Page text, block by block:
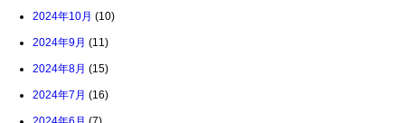
2024年10月 (10)
2024年9月 (11)
2024年8月 (15)
2024年7月 (16)